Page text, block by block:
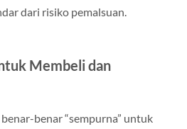
dari risiko pemalsuan.
Membeli dan
benar “sempurna” untuk